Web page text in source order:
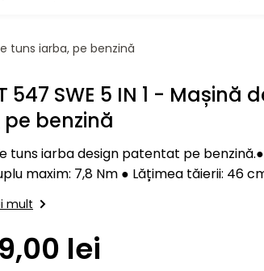
tuns iarba, pe benzină
547 SWE 5 IN 1 - Mașină
benzină
tuns iarba design patentat pe benzină.●
maxim: 7,8 Nm ● Lățimea tăierii: 46
mult
lei